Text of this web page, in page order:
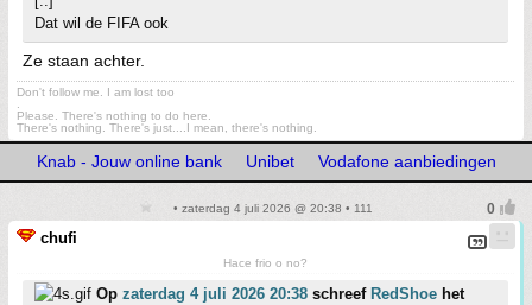
Dat wil de FIFA ook
Ze staan achter.
Don't follow me. I am lost too
Please. There's nothing to do here.
There's nothing. There's just....I mean, there's nothing.
Knab - Jouw online bank Unibet Vodafone aanbiedingen
• zaterdag 4 juli 2026 @ 20:38 • 111
chufi
Hace frio o no?
Op zaterdag 4 juli 2026 20:38 schreef RedShoe het